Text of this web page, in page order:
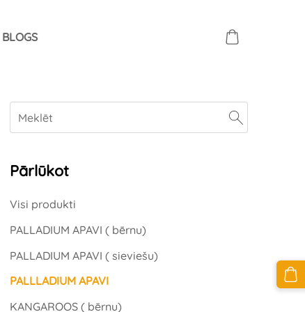
BLOGS
Pārlūkot
Visi produkti
PALLADIUM APAVI ( bērnu)
PALLADIUM APAVI ( sieviešu)
PALLLADIUM APAVI
KANGAROOS ( bērnu)